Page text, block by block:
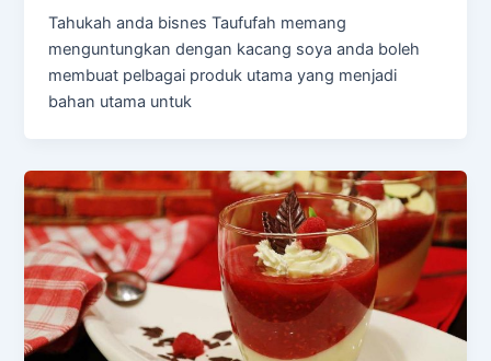
Tahukah anda bisnes Taufufah memang
menguntungkan dengan kacang soya anda boleh
membuat pelbagai produk utama yang menjadi
bahan utama untuk